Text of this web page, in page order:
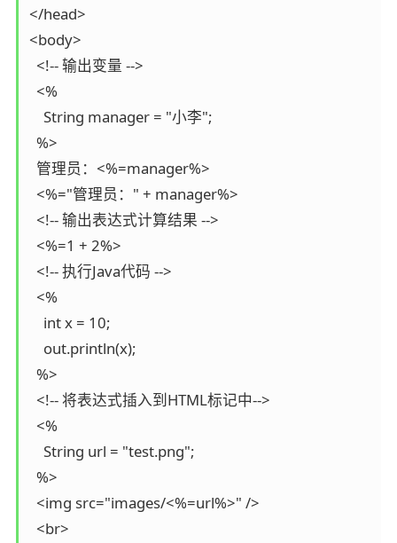
</head>
<body>
  <!-- 输出变量 -->
  <%
    String manager = "小李";
  %>
  管理员：<%=manager%>
  <%="管理员：" + manager%>
  <!-- 输出表达式计算结果 -->
  <%=1 + 2%>
  <!-- 执行Java代码 -->
  <%
    int x = 10;
    out.println(x);
  %>
  <!-- 将表达式插入到HTML标记中-->
  <%
    String url = "test.png";
  %>
  <img src="images/<%=url%>" />
  <br>